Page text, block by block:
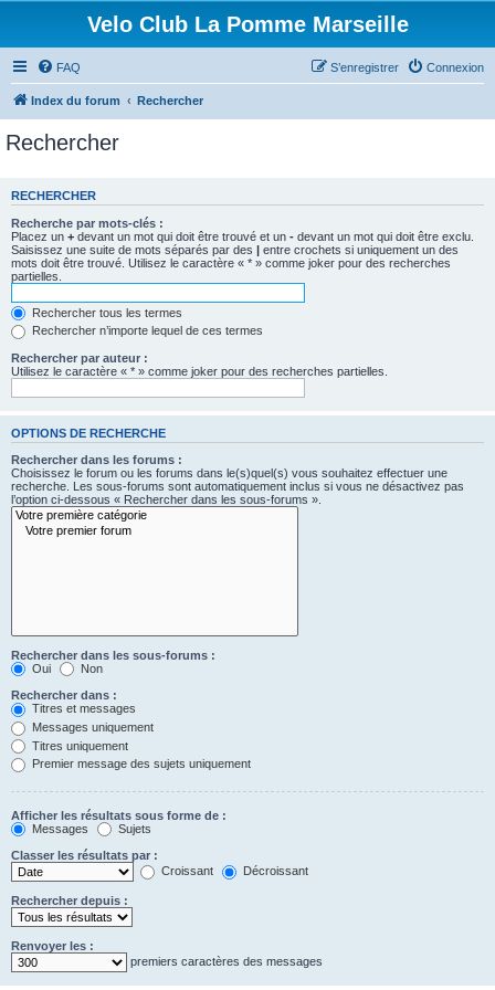
Velo Club La Pomme Marseille
FAQ Connexion
S’enregistrer
Index du forum Rechercher
Rechercher
RECHERCHER
Recherche par mots-clés :
Placez un + devant un mot qui doit être trouvé et un - devant un mot qui doit être exclu.
Saisissez une suite de mots séparés par des | entre crochets si uniquement un des
mots doit être trouvé. Utilisez le caractère « * » comme joker pour des recherches
partielles.
Rechercher tous les termes
Rechercher n’importe lequel de ces termes
Rechercher par auteur :
Utilisez le caractère « * » comme joker pour des recherches partielles.
OPTIONS DE RECHERCHE
Rechercher dans les forums :
Choisissez le forum ou les forums dans le(s)quel(s) vous souhaitez effectuer une
recherche. Les sous-forums sont automatiquement inclus si vous ne désactivez pas
l’option ci-dessous « Rechercher dans les sous-forums ».
Rechercher dans les sous-forums :
Oui
Non
Rechercher dans :
Titres et messages
Messages uniquement
Titres uniquement
Premier message des sujets uniquement
Afficher les résultats sous forme de :
Messages
Sujets
Classer les résultats par :
Croissant
Décroissant
Rechercher depuis :
Renvoyer les :
premiers caractères des messages